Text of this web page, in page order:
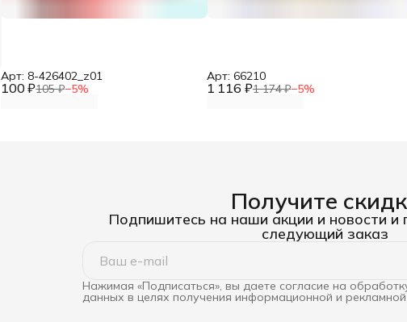
100 ₽105 ₽−5%
Арт: 8-426402_z01
1 116 ₽1 174 ₽−5%
Арт: 66210
Получите
Подпишитесь на наши акции и новости и
следующий заказ
Нажимая «Подписаться», вы даете согласие на
данных в целях получения информационной и